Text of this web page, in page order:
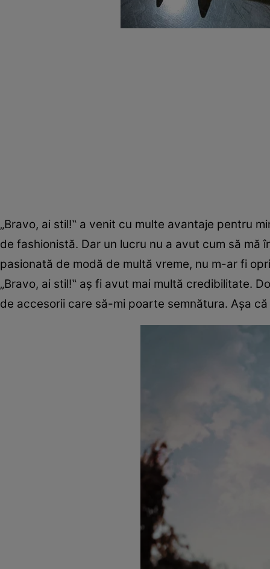
„Bravo, ai stil!‟ a venit cu multe avantaje pentru
de fashionistă. Dar un lucru nu a avut cum să mă
pasionată de modă de multă vreme, nu m-ar fi
„Bravo, ai stil!‟ aș fi avut mai multă credibilitate.
de accesorii care să-mi poarte semnătura. Așa